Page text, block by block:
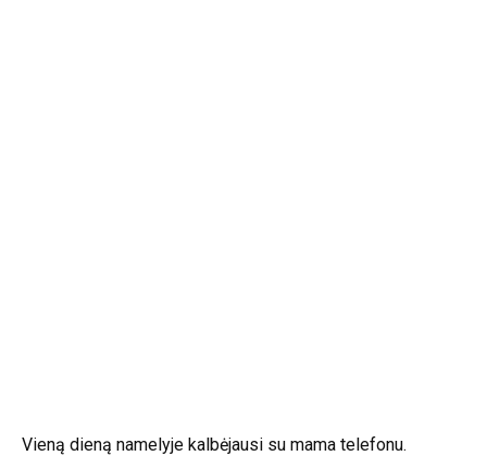
Vieną dieną namelyje kalbėjausi su mama telefonu.